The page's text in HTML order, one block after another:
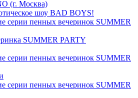
(г. Москва)
шоу BAD BOYS!
серии пенных вечеринок SUMMER
SUMMER PARTY
серии пенных вечеринок SUMMER
серии пенных вечеринок SUMMER